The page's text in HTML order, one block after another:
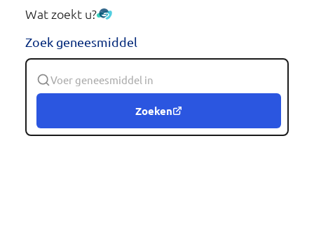
Wat zoekt u?
Zoek geneesmiddel
Zoeken